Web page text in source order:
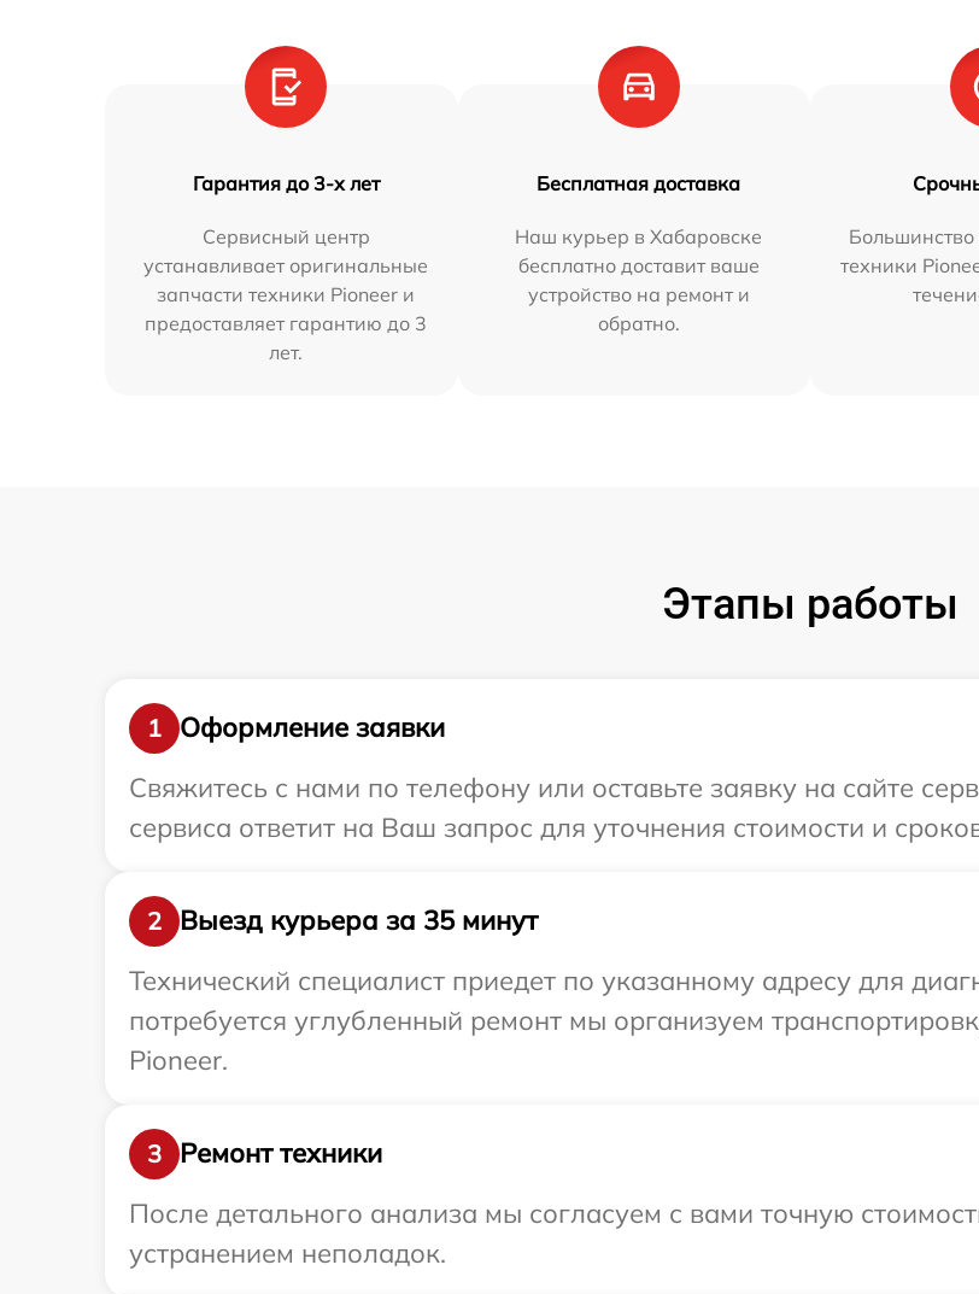
Гарантия до 3-х лет
Сервисный центр
устанавливает оригинальные
запчасти техники Pioneer и
предоставляет гарантию до 3
лет.
Бесплатная доставка
Наш курьер в Хабаровске
бесплатно доставит ваше
устройство на ремонт и
обратно.
Большинство
техники
Этапы работы
1
Оформление заявки
Свяжитесь с нами по телефону или оставьте заявку на сайте
сервиса ответит на Ваш запрос для уточнения стоимости и
2
Выезд курьера за 35 минут
Технический специалист приедет по указанному адресу для
потребуется углубленный ремонт мы организуем
Pioneer.
3
Ремонт техники
После детального анализа мы согласуем с вами точную
устранением неполадок.